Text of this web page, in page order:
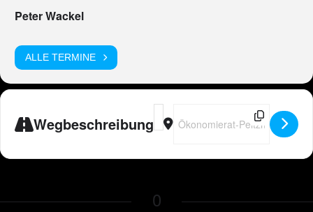
Peter Wackel
ALLE TERMINE
Wegbeschreibung
Address - DE - Peter Wackel LIVE
Destination Address - DE -
0